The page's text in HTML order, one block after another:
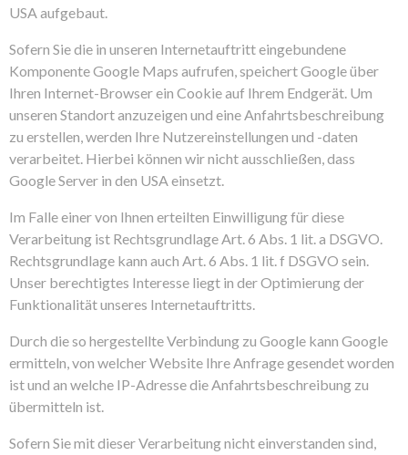
USA aufgebaut.
Sofern Sie die in unseren Internetauftritt eingebundene
Komponente Google Maps aufrufen, speichert Google über
Ihren Internet-Browser ein Cookie auf Ihrem Endgerät. Um
unseren Standort anzuzeigen und eine Anfahrtsbeschreibung
zu erstellen, werden Ihre Nutzereinstellungen und -daten
verarbeitet. Hierbei können wir nicht ausschließen, dass
Google Server in den USA einsetzt.
Im Falle einer von Ihnen erteilten Einwilligung für diese
Verarbeitung ist Rechtsgrundlage Art. 6 Abs. 1 lit. a DSGVO.
Rechtsgrundlage kann auch Art. 6 Abs. 1 lit. f DSGVO sein.
Unser berechtigtes Interesse liegt in der Optimierung der
Funktionalität unseres Internetauftritts.
Durch die so hergestellte Verbindung zu Google kann Google
ermitteln, von welcher Website Ihre Anfrage gesendet worden
ist und an welche IP-Adresse die Anfahrtsbeschreibung zu
übermitteln ist.
Sofern Sie mit dieser Verarbeitung nicht einverstanden sind,